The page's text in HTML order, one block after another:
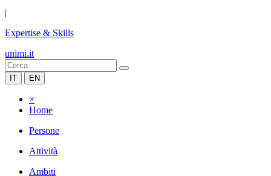
|
Expertise & Skills
unimi.it
IT EN
×
Home
Persone
Attività
Ambiti